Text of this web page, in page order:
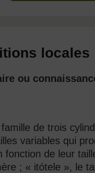
locales
ou
de trois
variables qui
fonction de leur
; « itótele », le